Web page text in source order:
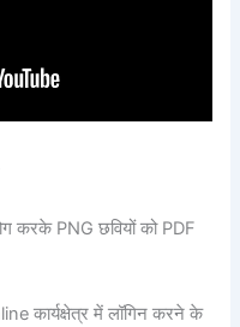
करके PNG छवियों को PDF
कार्यक्षेत्र में लॉगिन करने के